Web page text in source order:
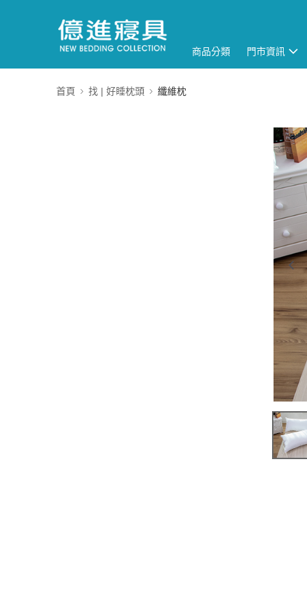
商品分類 門市資訊
首頁 找 | 好睡枕頭 纖維枕